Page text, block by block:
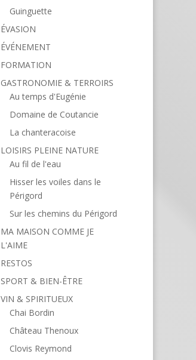
Guinguette
ÉVASION
ÉVÉNEMENT
FORMATION
GASTRONOMIE & TERROIRS
Au temps d'Eugénie
Domaine de Coutancie
La chanteracoise
LOISIRS PLEINE NATURE
Au fil de l'eau
Hisser les voiles dans le
Périgord
Sur les chemins du Périgord
MA MAISON COMME JE
L'AIME
RESTOS
SPORT & BIEN-ÊTRE
VIN & SPIRITUEUX
Chai Bordin
Château Thenoux
Clovis Reymond